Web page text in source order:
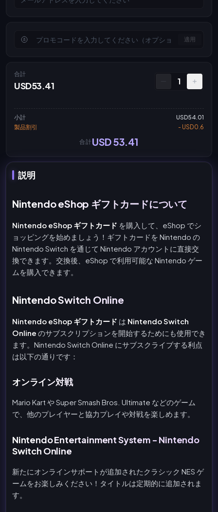
適用
合計
USD53.41 1
小計
USD54.01
製品割引
- USD0.6
合計USD 53.41
説明
Nintendo eShop ギフトカードについて
Nintendo eShop ギフトカード を購入して、eShop でシ
ョッピングを始めましょう！ギフトカードを Nintendo の
Nintendo Switch を通じて Nintendo アカウントに直接交
換できます。交換後、eShop で利用可能な Nintendo ゲー
ムを購入できます。
Nintendo Switch Online
Nintendo eShop ギフトカード は Nintendo Switch
Online のサブスクリプションを開始するためにも使用でき
ます。Nintendo Switch Online にサブスクライブする利点
は以下の通りです：
オンライン対戦
Mario Kart や Super Smash Bros. Ultimate などのゲーム
で、他のプレイヤーと協力プレイや対戦を楽しめます。
Nintendo Entertainment System - Nintendo
Switch Online
新たにオンラインサポートが追加されたクラシック NES ゲ
ームをお楽しみください！タイトルは定期的に追加されま
す。